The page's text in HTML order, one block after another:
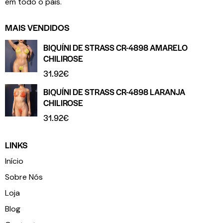
MAIS VENDIDOS
BIQUÍNI DE STRASS CR-4898 AMARELO
CHILIROSE
31.92€
BIQUÍNI DE STRASS CR-4898 LARANJA
CHILIROSE
31.92€
LINKS
Início
Sobre Nós
Loja
Blog